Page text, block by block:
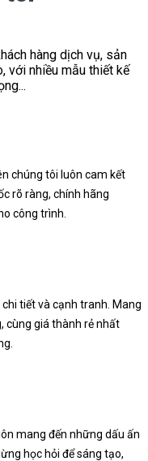
hàng dịch vụ, sản
với nhiều mẫu thiết kế
chúng tôi luôn cam kết
rõ ràng, chính hãng
công trình.
tiết và cạnh tranh. Mang
cùng giá thành rẻ nhất
mang đến những dấu ấn
học hỏi để sáng tạo,